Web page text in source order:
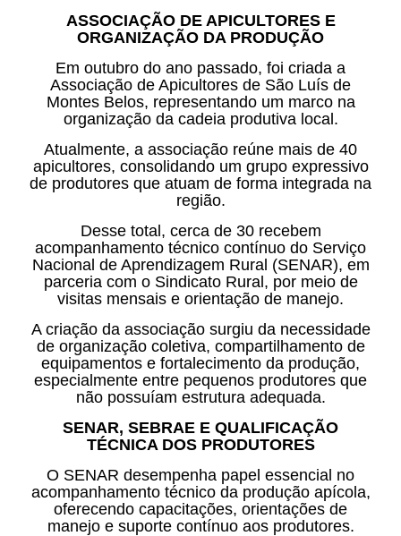
ASSOCIAÇÃO DE APICULTORES E
ORGANIZAÇÃO DA PRODUÇÃO
Em outubro do ano passado, foi criada a
Associação de Apicultores de São Luís de
Montes Belos, representando um marco na
organização da cadeia produtiva local.
Atualmente, a associação reúne mais de 40
apicultores, consolidando um grupo expressivo
de produtores que atuam de forma integrada na
região.
Desse total, cerca de 30 recebem
acompanhamento técnico contínuo do Serviço
Nacional de Aprendizagem Rural (SENAR), em
parceria com o Sindicato Rural, por meio de
visitas mensais e orientação de manejo.
A criação da associação surgiu da necessidade
de organização coletiva, compartilhamento de
equipamentos e fortalecimento da produção,
especialmente entre pequenos produtores que
não possuíam estrutura adequada.
SENAR, SEBRAE E QUALIFICAÇÃO
TÉCNICA DOS PRODUTORES
O SENAR desempenha papel essencial no
acompanhamento técnico da produção apícola,
oferecendo capacitações, orientações de
manejo e suporte contínuo aos produtores.